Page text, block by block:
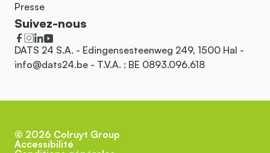
Presse
Suivez-nous
DATS 24 S.A. - Edingensesteenweg 249, 1500 Hal -
info@dats24.be - T.V.A. : BE 0893.096.618
© 2026 Colruyt Group
Accessibilité